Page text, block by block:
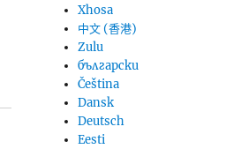
Xhosa
中文 (香港)
Zulu
български
Čeština
Dansk
Deutsch
Eesti